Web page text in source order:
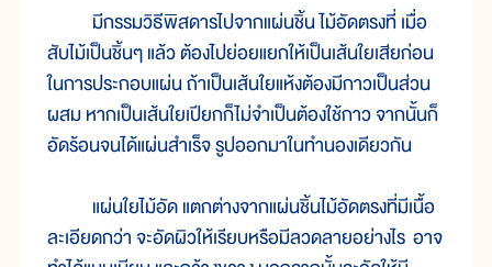
มีกรรมวิธีพิสดารไปจากแผ่นชิ้น ไม้อัดตรงที่ เมื่อ
สับไม้เป็นชิ้นๆ แล้ว ต้องไปย่อยแยกให้เป็นเส้นใยเสียก่อน
ในการประกอบแผ่น ถ้าเป็นเส้นใยแห้งต้องมีกาวเป็นส่วน
ผสม หากเป็นเส้นใยเปียกก็ไม่จำเป็นต้องใช้กาว จากนั้นก็
อัดร้อนจนได้แผ่นสำเร็จ รูปออกมาในทำนองเดียวกัน
แผ่นใยไม้อัด แตกต่างจากแผ่นชิ้นไม้อัดตรงที่มีเนื้อ
ละเอียดกว่า จะอัดผิวให้เรียบหรือมีลวดลายอย่างไร อาจ